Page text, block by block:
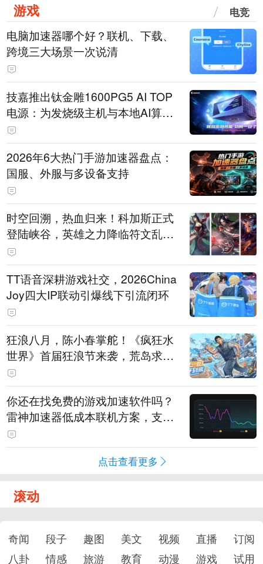
游戏 电竞
电脑加速器哪个好？联机、下载、
跨境三大场景一次说清
技嘉推出钛金雕1600PG5 AI TOP
电源：为发烧级主机与本地AI算力
打造旗舰供电方案
2026年6大热门手游加速器盘点：
国服、外服与多设备支持
时空回溯，热血归来！科加斯正式
登陆峡谷，英雄之力降临符文乱
斗！
TT语音深耕游戏社交，2026China
Joy四大IP联动引爆线下引流闭环
狂浪八月，陈小春掌舵！《疯狂水
世界》首届狂浪节来袭，荒岛求生
直播即将开启
你还在找免费的游戏加速软件吗？
雷神加速器低成本联机方案，支持
免费试用
点击查看更多
滚动
奇闻 段子 趣图 美文 视频 直播
订阅
八卦
情感 旅游 教育 动漫 游戏 试用